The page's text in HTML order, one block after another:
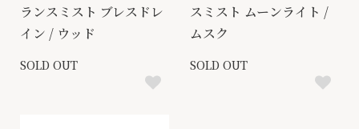
ランスミスト ブレスドレ
イン / ウッド
SOLD OUT
スミスト ムーンライト /
ムスク
SOLD OUT